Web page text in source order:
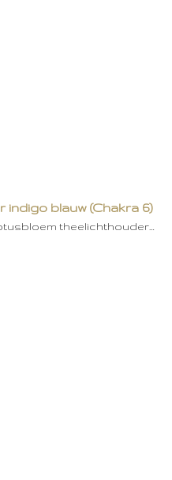
blauw (Chakra 6)
theelichthouder…